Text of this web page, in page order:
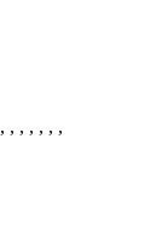
, , , , , , ,